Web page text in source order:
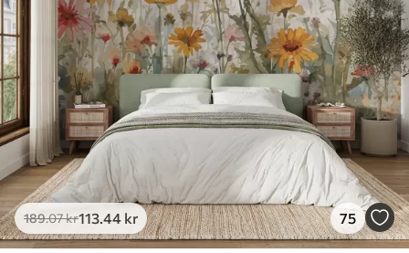
189.07kr113 .44 kr 75